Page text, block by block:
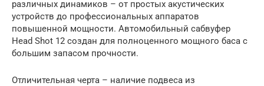
различных динамиков – от простых акустических
устройств до профессиональных аппаратов
повышенной мощности. Автомобильный сабвуфер
Head Shot 12 создан для полноценного мощного баса с
большим запасом прочности.
Отличительная черта – наличие подвеса из